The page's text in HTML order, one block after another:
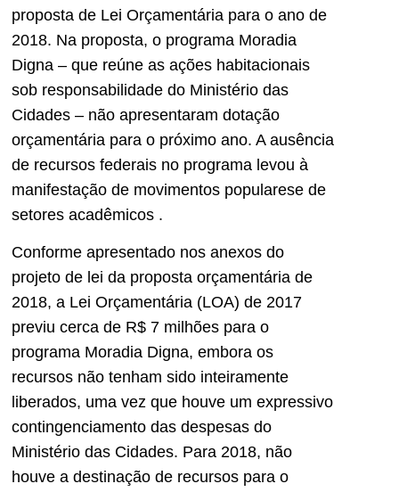
proposta de Lei Orçamentária para o ano de
2018. Na proposta, o programa Moradia
Digna – que reúne as ações habitacionais
sob responsabilidade do Ministério das
Cidades – não apresentaram dotação
orçamentária para o próximo ano. A ausência
de recursos federais no programa levou à
manifestação de movimentos popularese de
setores acadêmicos .
Conforme apresentado nos anexos do
projeto de lei da proposta orçamentária de
2018, a Lei Orçamentária (LOA) de 2017
previu cerca de R$ 7 milhões para o
programa Moradia Digna, embora os
recursos não tenham sido inteiramente
liberados, uma vez que houve um expressivo
contingenciamento das despesas do
Ministério das Cidades. Para 2018, não
houve a destinação de recursos para o